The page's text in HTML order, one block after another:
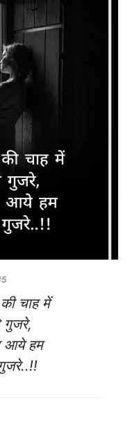
चाह में
गुजरे,
आये हम